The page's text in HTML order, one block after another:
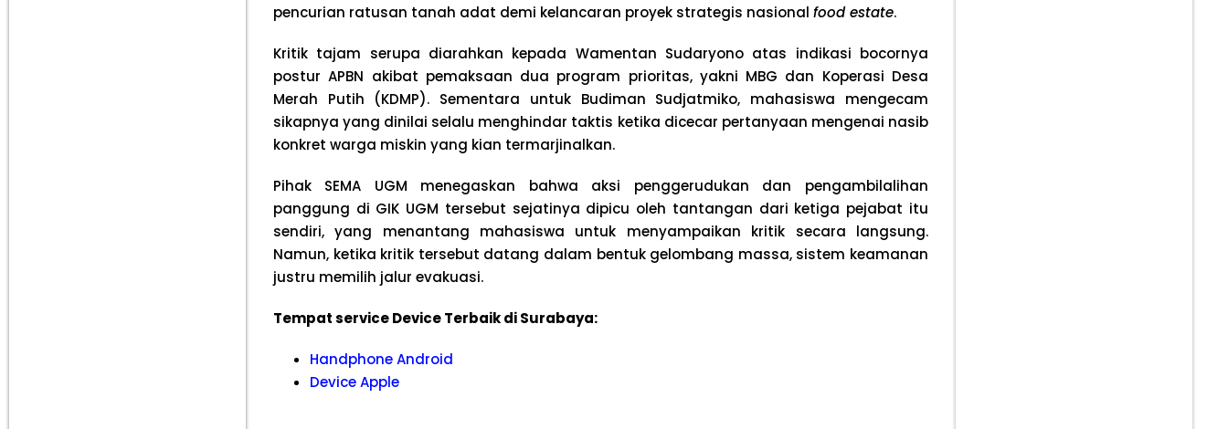
pencurian ratusan tanah adat demi kelancaran proyek strategis nasional food estate.
Kritik tajam serupa diarahkan kepada Wamentan Sudaryono atas indikasi bocornya
postur APBN akibat pemaksaan dua program prioritas, yakni MBG dan Koperasi Desa
Merah Putih (KDMP). Sementara untuk Budiman Sudjatmiko, mahasiswa mengecam
sikapnya yang dinilai selalu menghindar taktis ketika dicecar pertanyaan mengenai nasib
konkret warga miskin yang kian termarjinalkan.
Pihak SEMA UGM menegaskan bahwa aksi penggerudukan dan pengambilalihan
panggung di GIK UGM tersebut sejatinya dipicu oleh tantangan dari ketiga pejabat itu
sendiri, yang menantang mahasiswa untuk menyampaikan kritik secara langsung.
Namun, ketika kritik tersebut datang dalam bentuk gelombang massa, sistem keamanan
justru memilih jalur evakuasi.
Tempat service Device Terbaik di Surabaya:
Handphone Android
Device Apple